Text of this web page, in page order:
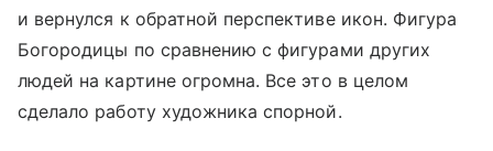
и вернулся к обратной перспективе икон. Фигура
Богородицы по сравнению с фигурами других
людей на картине огромна. Все это в целом
сделало работу художника спорной.